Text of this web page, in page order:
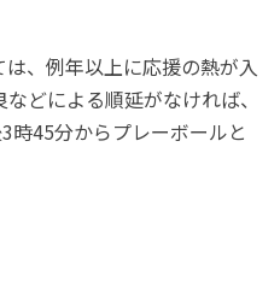
、例年以上に応援の熱が入
どによる順延がなければ、
時45分からプレーボールと